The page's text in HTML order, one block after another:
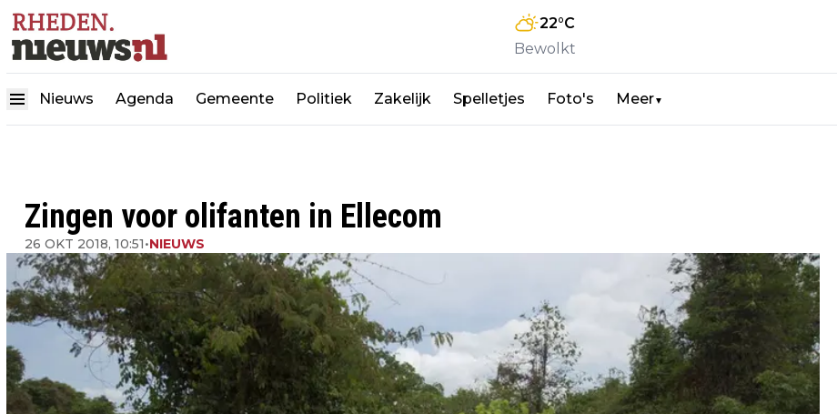
22°C
Bewolkt
Nieuws Agenda Gemeente Politiek Zakelijk Spelletjes Foto's Meer▼
Zingen voor olifanten in Ellecom
26 OKT 2018, 10:51•NIEUWS